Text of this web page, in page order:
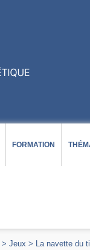
FORMATION
> Jeux > La navette du